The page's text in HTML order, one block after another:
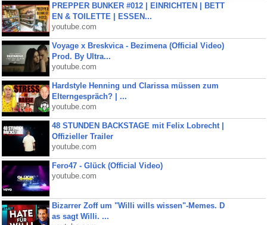
PREPPER BUNKER #012 | EINRICHTEN | BETT
EN & TOILETTE | ESSEN...
youtube.com
Voyage x Breskvica - Bezimena (Official Video)
Prod. By Ultra...
youtube.com
Hardstyle Henning und Clarissa müssen zum
Elterngespräch? | ...
youtube.com
48 STUNDEN BACKSTAGE mit Felix Lobrecht |
Offizieller Trailer
youtube.com
Fero47 - Glück (Official Video)
youtube.com
Bizarrer Zoff um "Willi wills wissen"-Memes. D
as sagt Willi. ...